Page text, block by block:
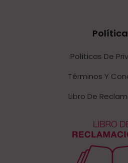
Políticas De
Términos Y
Libro De